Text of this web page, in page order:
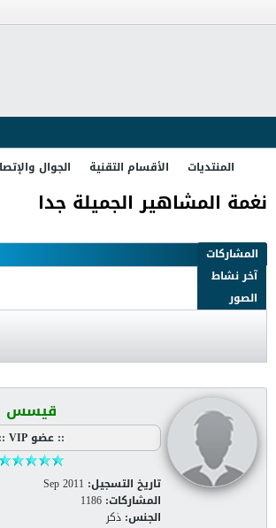
المنتديات الأقسام التقنية الجوال
نغمة المشاهير الجميلة جدا
المشاركات
آخر نشاط
الصور
قيسس
:: عضو VIP ::
تاريخ التسجيل: Sep 2011
المشاركات: 1186
الجنس: ذكر